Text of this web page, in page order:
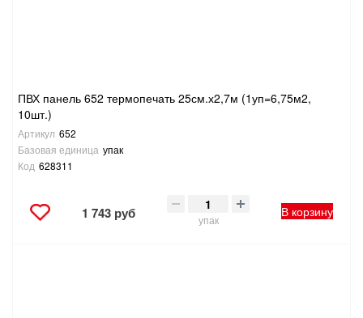
ПВХ панель 652 термопечать 25см.х2,7м (1уп=6,75м2,
10шт.)
Артикул 652
Базовая единица упак
Код 628311
1 743 руб упак
В корзину